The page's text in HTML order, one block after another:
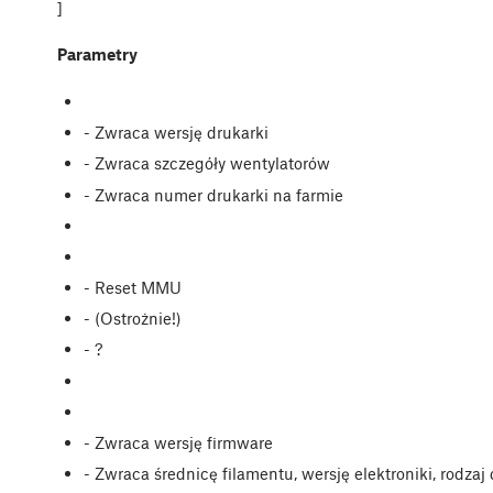
]
Parametry
- Zwraca wersję drukarki
- Zwraca szczegóły wentylatorów
- Zwraca numer drukarki na farmie
- Reset MMU
- (Ostrożnie!)
- ?
- Zwraca wersję firmware
- Zwraca średnicę filamentu, wersję elektroniki, rodzaj